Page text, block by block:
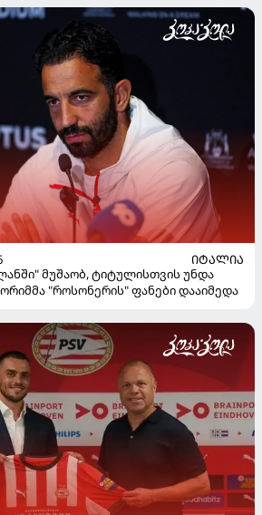
ᲘᲢᲐᲚᲘᲐ
მუშაობ, ტიტულისთვის უნდა
"როსონერის" ფანები დააიმედა